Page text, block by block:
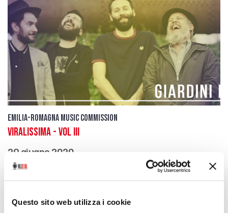
Questo sito web utilizza i cookie
Emilia-Romagna Music Commission
Viralissima - Vol III
29 giugno 2020
Il racconto del Festival attraverso la musica